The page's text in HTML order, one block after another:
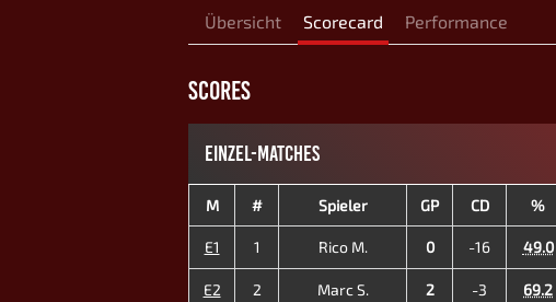
Übersicht Scorecard Performance
SCORES
EINZEL-MATCHES
M # Spieler GP CD %
E1 1 Rico M. 0 -16 49.0
E2 2 Marc S. 2 -3 69.2